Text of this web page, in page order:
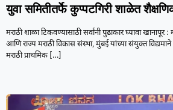
युवा समितीतर्फे कुप्पटगिरी शाळेत
मराठी शाळा टिकवण्यासाठी सर्वांनी पुढाकार घ्यावा खानापूर :
आणि राज्य मराठी विकास संस्था, मुंबई यांच्या संयुक्त
मराठी प्राथमिक […]